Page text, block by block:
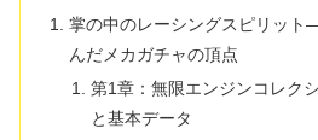
掌の中のレーシングスピリッ
んだメカガチャの頂点
第1章：無限エンジンコレク
と基本データ